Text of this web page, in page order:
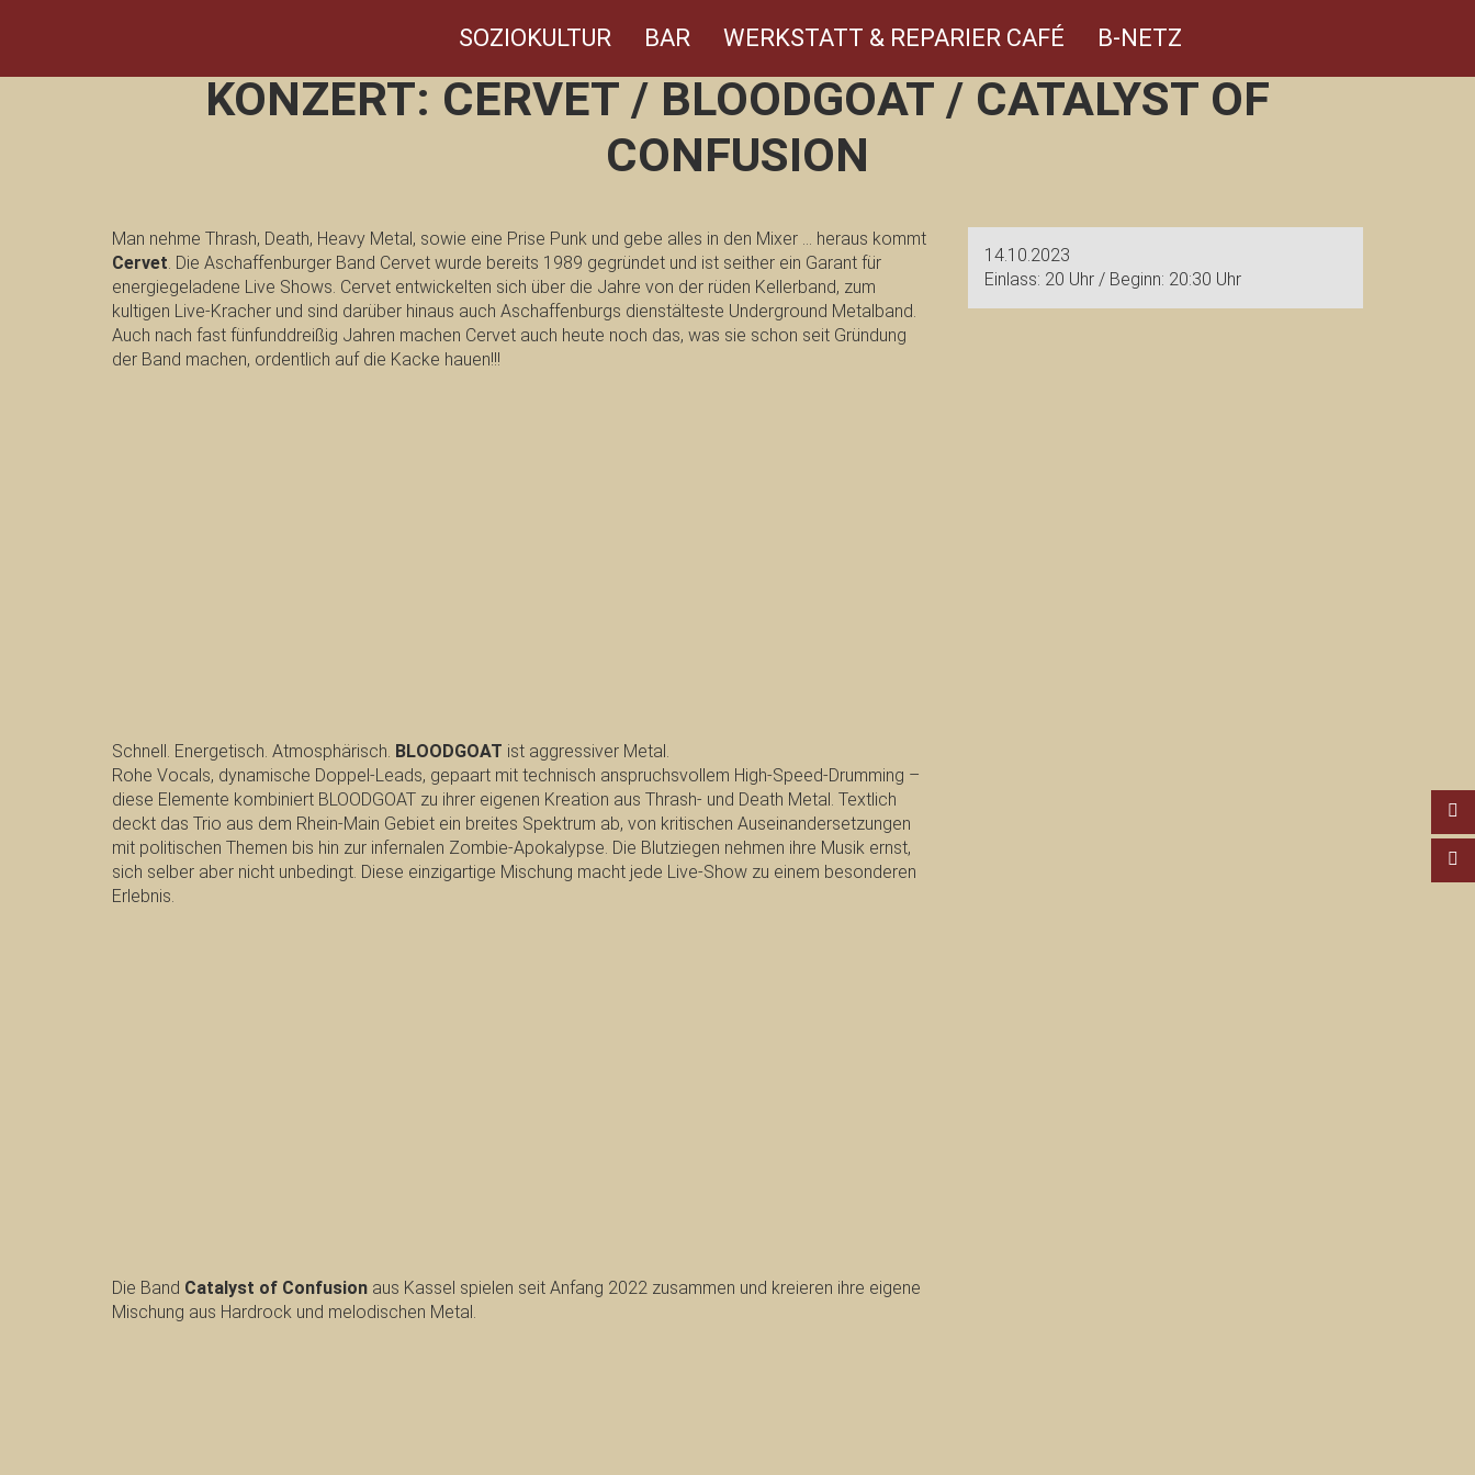
SOZIOKULTUR BAR WERKSTATT & REPARIER CAFÉ B-NETZ
KONZERT: CERVET / BLOODGOAT / CATALYST OF
CONFUSION
Man nehme Thrash, Death, Heavy Metal, sowie eine Prise Punk und gebe alles in den Mixer … heraus kommt
Cervet. Die Aschaffenburger Band Cervet wurde bereits 1989 gegründet und ist seither ein Garant für
energiegeladene Live Shows. Cervet entwickelten sich über die Jahre von der rüden Kellerband, zum
kultigen Live-Kracher und sind darüber hinaus auch Aschaffenburgs dienstälteste Underground Metalband.
Auch nach fast fünfunddreißig Jahren machen Cervet auch heute noch das, was sie schon seit Gründung
der Band machen, ordentlich auf die Kacke hauen!!!
Schnell. Energetisch. Atmosphärisch. BLOODGOAT ist aggressiver Metal.
Rohe Vocals, dynamische Doppel-Leads, gepaart mit technisch anspruchsvollem High-Speed-Drumming –
diese Elemente kombiniert BLOODGOAT zu ihrer eigenen Kreation aus Thrash- und Death Metal. Textlich
deckt das Trio aus dem Rhein-Main Gebiet ein breites Spektrum ab, von kritischen Auseinandersetzungen
mit politischen Themen bis hin zur infernalen Zombie-Apokalypse. Die Blutziegen nehmen ihre Musik ernst,
sich selber aber nicht unbedingt. Diese einzigartige Mischung macht jede Live-Show zu einem besonderen
Erlebnis.
Die Band Catalyst of Confusion aus Kassel spielen seit Anfang 2022 zusammen und kreieren ihre eigene
Mischung aus Hardrock und melodischen Metal.
14.10.2023
Einlass: 20 Uhr / Beginn: 20:30 Uhr